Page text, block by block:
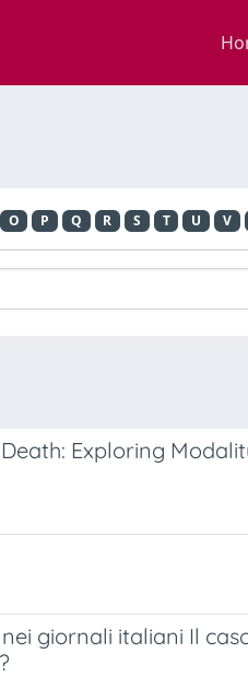
O P Q R S T U V
Exploring
giornali italiani Il